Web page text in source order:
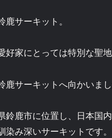
サーキット。
家にとっては特別な聖地
サーキットへ向かいまし
鹿市に位置し、日本国
み深いサーキットです。